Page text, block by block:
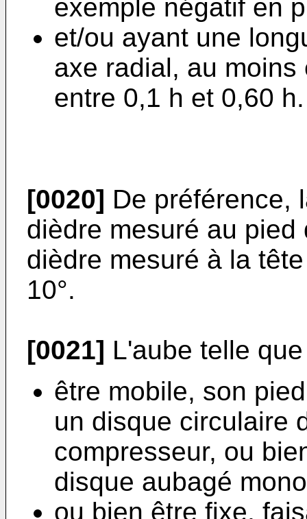
exemple négatif en
et/ou ayant une
axe radial, au
entre 0,1 h et 0,60 h.
[0020] De préférence,
dièdre mesuré au
dièdre mesuré à la
10°.
[0021] L'aube telle
être mobile, son
un disque circulaire
compresseur, ou
disque aubagé
ou bien être fixe,